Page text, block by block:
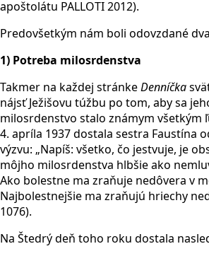
apoštolátu PALLOTI 2012).
Predovšetkým nám boli odovzdané
1) Potreba milosrdenstva
Takmer na každej stránkeDenníčka
nájsť Ježišovu túžbu po tom, aby sa
milosrdenstvo stalo známym všetkým
4. apríla 1937 dostala sestra Faustína
výzvu: „Napíš: všetko, čo jestvuje, je
môjho milosrdenstva hlbšie ako
Ako bolestne ma zraňuje nedôvera v
Najbolestnejšie ma zraňujú hriechy
1076).
Na Štedrý deň toho roku dostala